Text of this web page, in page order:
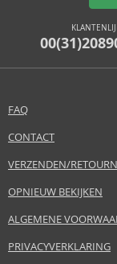
FAQ
CONTACT
VERZENDEN/
OPNIEUW BEKIJKEN
ALGEMENE
PRIVACYVERKLARING